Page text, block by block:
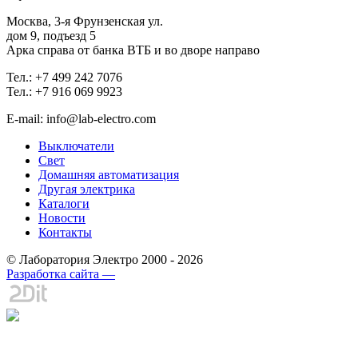
Москва, 3-я Фрунзенская ул.
дом 9, подъезд 5
Арка справа от банка ВТБ и во дворе направо
Тел.: +7 499 242 7076
Тел.: +7 916 069 9923
E-mail: info@lab-electro.com
Выключатели
Свет
Домашняя автоматизация
Другая электрика
Каталоги
Новости
Контакты
© Лаборатория Электро 2000 - 2026
Разработка сайта —